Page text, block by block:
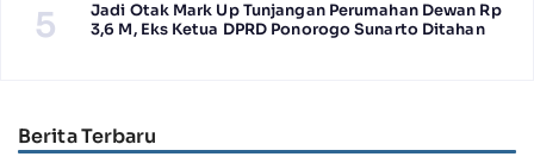
5
Jadi Otak Mark Up Tunjangan Perumahan Dewan Rp
3,6 M, Eks Ketua DPRD Ponorogo Sunarto Ditahan
Berita Terbaru